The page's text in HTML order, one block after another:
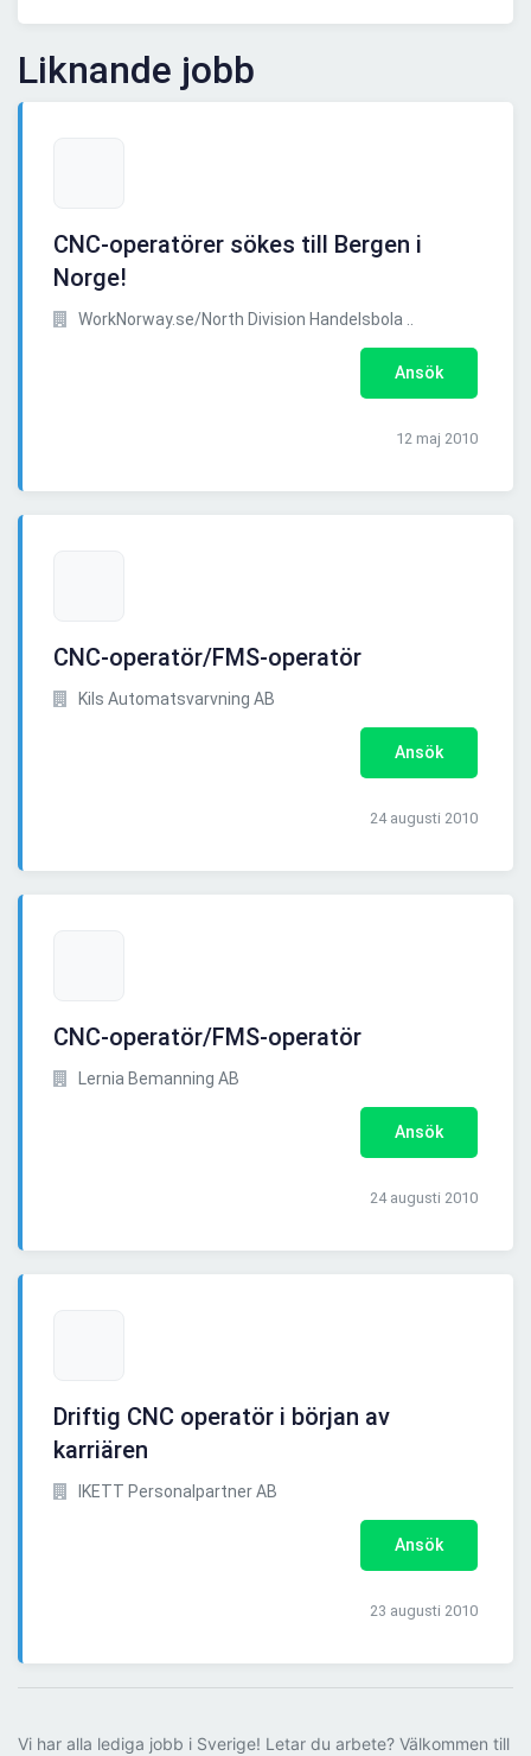
Liknande jobb
CNC-operatörer sökes till Bergen i
Norge!
WorkNorway.se/North Division Handelsbola ..
Ansök
12 maj 2010
CNC-operatör/FMS-operatör
Kils Automatsvarvning AB
Ansök
24 augusti 2010
CNC-operatör/FMS-operatör
Lernia Bemanning AB
Ansök
24 augusti 2010
Driftig CNC operatör i början av
karriären
IKETT Personalpartner AB
Ansök
23 augusti 2010
Vi har alla lediga jobb i Sverige! Letar du arbete? Välkommen till